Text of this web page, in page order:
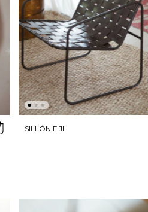
SILLÓN FIJI